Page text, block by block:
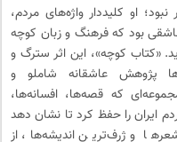
او کلیددار واژه‌های مردم،
بود که فرهنگ و زبان کوچه
«کتاب کوچه»، این اثر سترگ و
پژوهش عاشقانه شاملو و
که قصه‌ها، افسانه‌ها،
ایران را حفظ کرد تا نشان دهد
و ژرف‌ترین اندیشه‌ها، از